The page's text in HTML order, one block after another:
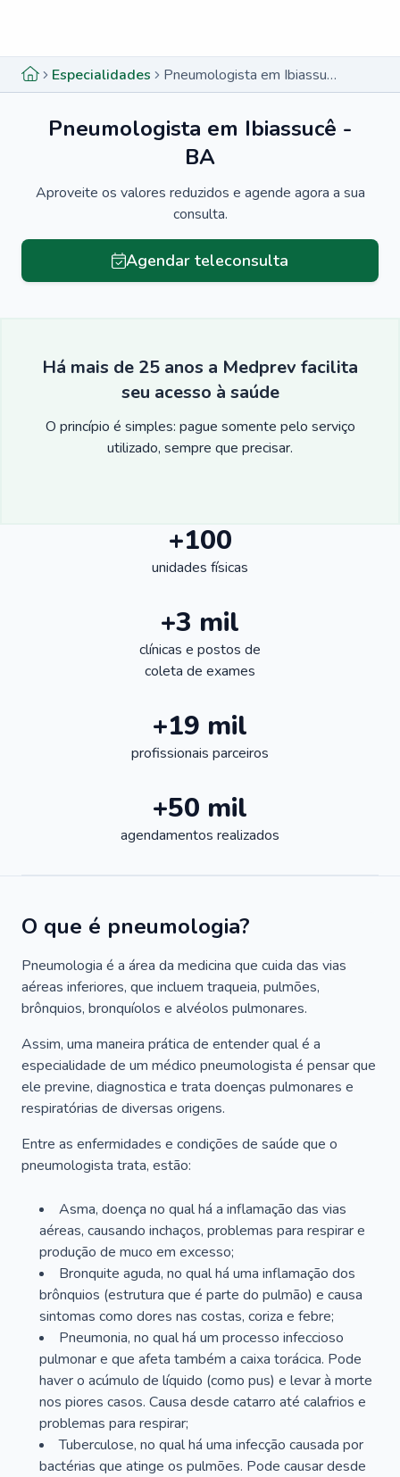
Especialidades Pneumologista em Ibiassucê - BA
Pneumologista em Ibiassucê -
BA
Aproveite os valores reduzidos e agende agora a sua
consulta.
Agendar teleconsulta
Há mais de 25 anos a Medprev facilita
seu acesso à saúde
O princípio é simples: pague somente pelo serviço
utilizado, sempre que precisar.
+100
unidades físicas
+3 mil
clínicas e postos de
coleta de exames
+19 mil
profissionais parceiros
+50 mil
agendamentos realizados
O que é pneumologia?
Pneumologia é a área da medicina que cuida das vias
aéreas inferiores, que incluem traqueia, pulmões,
brônquios, bronquíolos e alvéolos pulmonares.
Assim, uma maneira prática de entender qual é a
especialidade de um médico pneumologista é pensar que
ele previne, diagnostica e trata doenças pulmonares e
respiratórias de diversas origens.
Entre as enfermidades e condições de saúde que o
pneumologista trata, estão:
Asma, doença no qual há a inflamação das vias
aéreas, causando inchaços, problemas para respirar e
produção de muco em excesso;
Bronquite aguda, no qual há uma inflamação dos
brônquios (estrutura que é parte do pulmão) e causa
sintomas como dores nas costas, coriza e febre;
Pneumonia, no qual há um processo infeccioso
pulmonar e que afeta também a caixa torácica. Pode
haver o acúmulo de líquido (como pus) e levar à morte
nos piores casos. Causa desde catarro até calafrios e
problemas para respirar;
Tuberculose, no qual há uma infecção causada por
bactérias que atinge os pulmões. Pode causar desde